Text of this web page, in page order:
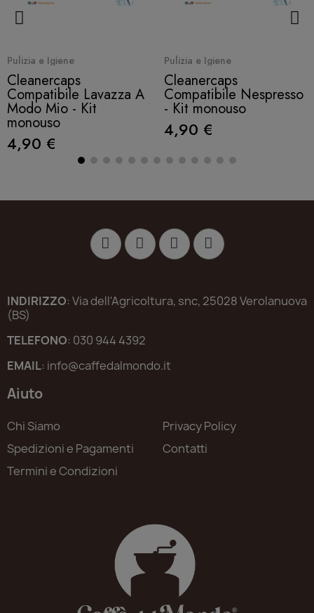
Quick View
Pulizia e Igiene
Cleanercaps
Compatibile Lavazza A
Modo Mio - Kit
monouso
4,90 €
Quick View
Pulizia e Igiene
Cleanercaps
Compatibile Nespresso
- Kit monouso
4,90 €
INDIRIZZO: Via dell'Agricoltura, snc, 25028 Verolanuova
(BS)
TELEFONO: 030 944 4392
EMAIL: info@caffedalmondo.it
Aiuto
Chi Siamo
Spedizioni e Pagamenti
Termini e Condizioni
Privacy Policy
Contatti